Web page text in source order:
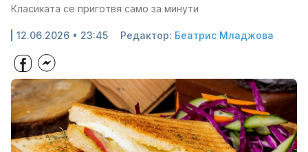
Класиката се приготвя само за минути
12.06.2026 • 23:45 Редактор: Беатрис Младжова